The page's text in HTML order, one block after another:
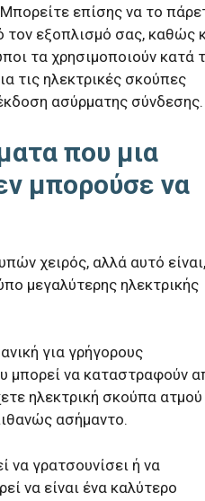
επίσης να το
τον εξοπλισμό σας, καθώς
τα χρησιμοποιούν κατά
τις ηλεκτρικές σκούπες
ασύρματης σύνδεσης.
που μια
μπορούσε να
χειρός, αλλά αυτό είναι,
μεγαλύτερης ηλεκτρικής
για γρήγορους
μπορεί να καταστραφούν
ηλεκτρική σκούπα ατμού
ασήμαντο.
να γρατσουνίσει ή να
να είναι ένα καλύτερο